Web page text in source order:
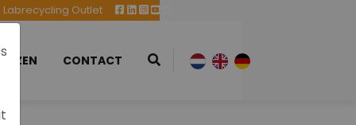
Labrecycling Outlet
CONTACT